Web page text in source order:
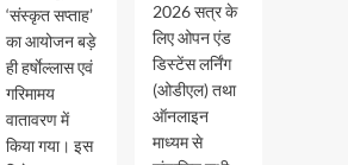
‘संस्कृत सप्ताह’
का आयोजन बड़े
ही हर्षाेल्लास एवं
गरिमामय
वातावरण में
किया गया। इस
2026 सत्र के
लिए ओपन एंड
डिस्टेंस लर्निंग
(ओडीएल) तथा
ऑनलाइन
माध्यम से